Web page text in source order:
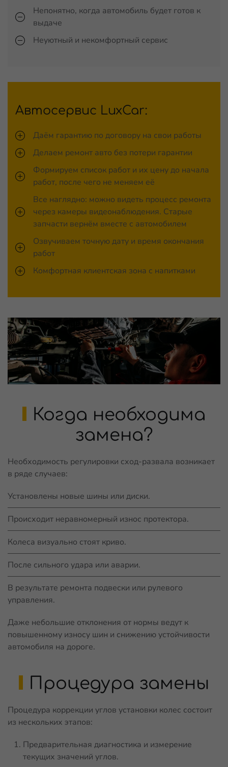
Непонятно, когда автомобиль будет готов к
выдаче
Неуютный и некомфортный сервис
Автосервис LuxCar:
Даём гарантию по договору на свои работы
Делаем ремонт авто без потери гарантии
Формируем список работ и их цену до начала
работ, после чего не меняем её
Все наглядно: можно видеть процесс ремонта
через камеры видеонаблюдения. Старые
запчасти вернём вместе с автомобилем
Озвучиваем точную дату и время окончания
работ
Комфортная клиентская зона с напитками
Когда необходима
замена?
Необходимость регулировки сход-развала возникает
в ряде случаев:
Установлены новые шины или диски.
Происходит неравномерный износ протектора.
Колеса визуально стоят криво.
После сильного удара или аварии.
В результате ремонта подвески или рулевого
управления.
Даже небольшие отклонения от нормы ведут к
повышенному износу шин и снижению устойчивости
автомобиля на дороге.
Процедура замены
Процедура коррекции углов установки колес состоит
из нескольких этапов:
Предварительная диагностика и измерение
текущих значений углов.